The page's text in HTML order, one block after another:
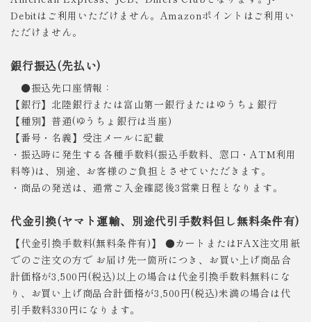
Debitはご利用いただけません。Amazonポイントはご利用い
ただけません。
銀行振込(先払い)
●振込先口座情報：
【銀行】北陸銀行または富山第一銀行またはゆうちょ銀行
【種別】普通(ゆうちょ銀行は当座)
【番号・名義】受注メールに記載
・振込時に発生する各種手数料(振込手数料、窓口・ATM利用
料等)は、別途、お客様のご負担とさせていただきます。
・商品の発送は、通常ご入金確認後3営業日程となります。
代金引換(ヤマト運輸、別途代引手数料但し無料条件有)
【代金引換手数料(無料条件有)】 ●カートまたはFAX注文用紙
でのご注文の方で お届け先一箇所につき、お買い上げ商品合
計価格が3,500円(税込)以上の場合は代金引換手数料無料にな
り、お買い上げ商品合計価格が3,500円(税込)未満の場合は代
引手数料330円になります。